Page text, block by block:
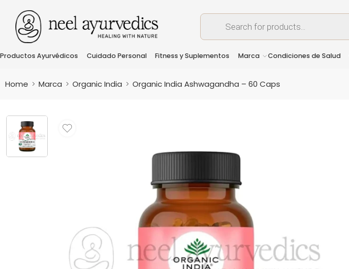
Productos Ayurvédicos Cuidado Personal Fitness y Suplementos Marca Condiciones de Salud
Home Marca Organic India Organic India Ashwagandha – 60 Caps